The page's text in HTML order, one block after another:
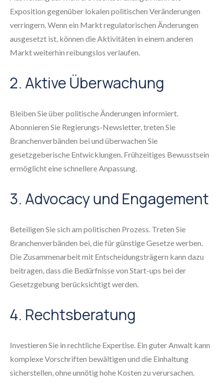
Exposition gegenüber lokalen politischen Veränderungen
verringern. Wenn ein Markt regulatorischen Änderungen
ausgesetzt ist, können die Aktivitäten in einem anderen
Markt weiterhin reibungslos verlaufen.
2. Aktive Überwachung
Bleiben Sie über politische Änderungen informiert.
Abonnieren Sie Regierungs-Newsletter, treten Sie
Branchenverbänden bei und überwachen Sie
gesetzgeberische Entwicklungen. Frühzeitiges Bewusstsein
ermöglicht eine schnellere Anpassung.
3. Advocacy und Engagement
Beteiligen Sie sich am politischen Prozess. Treten Sie
Branchenverbänden bei, die für günstige Gesetze werben.
Die Zusammenarbeit mit Entscheidungsträgern kann dazu
beitragen, dass die Bedürfnisse von Start-ups bei der
Gesetzgebung berücksichtigt werden.
4. Rechtsberatung
Investieren Sie in rechtliche Expertise. Ein guter Anwalt kann
komplexe Vorschriften bewältigen und die Einhaltung
sicherstellen, ohne unnötig hohe Kosten zu verursachen.